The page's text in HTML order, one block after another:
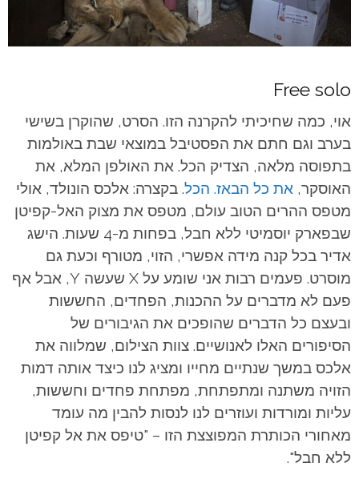
Free solo
אוי, כמה שחיכיתי להקרנה הזו. הסרט, שהוקרן בשישי
בערב וגם חתם את הפסטיבל במוצאי שבת באולמות
בתפוסה מלאה, הצדיק הכל. את האולפן המלא, את
האוסקר, את כל הבאז. הכל. בקצרה: אלכס הונולד, אולי
מטפס ההרים הטוב עולם, מטפס את מצוק האל-קפיטן
שבפארק יוסמיטי ללא חבל, בפחות מ-4 שעות. הישג
אדיר בכל קנה מידה אפשרי, הזוי, מטורף וכעת גם
מוסרט. פעמים רבות אני שומע על X שעשה Y, אבל אף
פעם לא מדברים על ההכנות, הפחדים, החששות
ובעצם כל הדברים שהופכים את הגיבורים של
הסיפורים האלו לאנושיים. צוות הצילום, שמלווה את
אלכס במשך שנתיים מחייו ומציג לנו כיצד אותה דמות
הזויה משתנה ומתפתחת, מפתחת פחדים וחששות,
עליות ומורדות ועוזרים לנו לנסות להבין מה עומד
מאחורי הכותרת המפוצצת הזו – "טיפס את אל קפיטן
ללא חבל".